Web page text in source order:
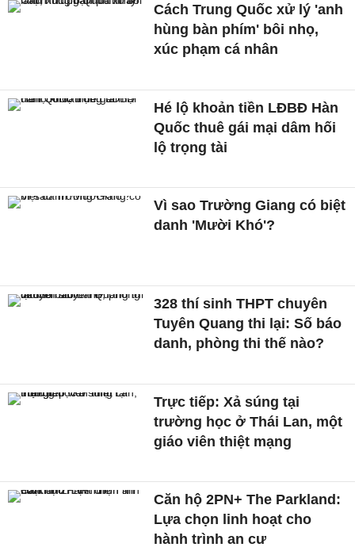
Cách Trung Quốc xử lý 'anh
hùng bàn phím' bôi nhọ,
xúc phạm cá nhân
Hé lộ khoản tiền LĐBĐ Hàn
Quốc thuê gái mại dâm hối
lộ trọng tài
Vì sao Trường Giang có biệt
danh 'Mười Khó'?
328 thí sinh THPT chuyên
Tuyên Quang thi lại: Số báo
danh, phòng thi thế nào?
Trực tiếp: Xả súng tại
trường học ở Thái Lan, một
giáo viên thiệt mạng
Căn hộ 2PN+ The Parkland:
Lựa chọn linh hoạt cho
hành trình an cư